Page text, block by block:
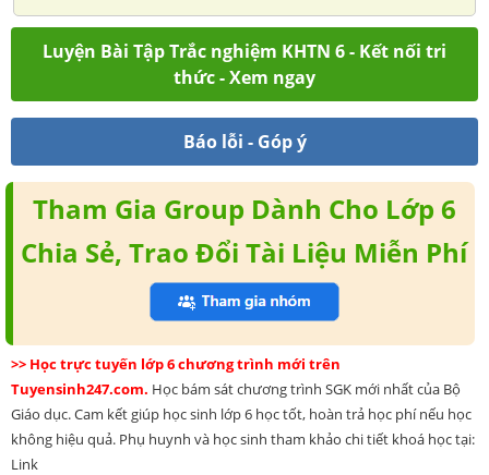
Luyện Bài Tập Trắc nghiệm KHTN 6 - Kết nối tri
thức - Xem ngay
Báo lỗi - Góp ý
Tham Gia Group Dành Cho Lớp 6
Chia Sẻ, Trao Đổi Tài Liệu Miễn Phí
>> Học trực tuyến lớp 6 chương trình mới trên
Tuyensinh247.com. Học bám sát chương trình SGK mới nhất của Bộ
Giáo dục. Cam kết giúp học sinh lớp 6 học tốt, hoàn trả học phí nếu học
không hiệu quả. Phụ huynh và học sinh tham khảo chi tiết khoá học tại:
Link